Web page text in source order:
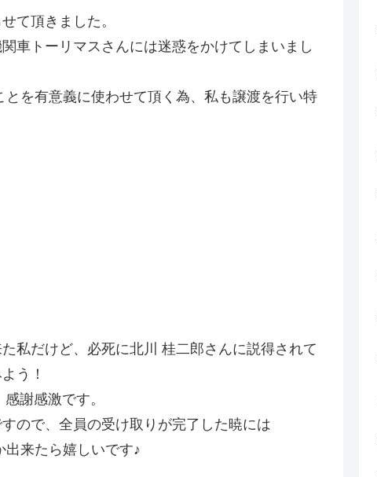
て頂きました。
車トーリマスさんには迷惑をかけてしまいまし
を有意義に使わせて頂く為、私も譲渡を行い特
私だけど、必死に北川 桂二郎さんに説得されて
う！
謝感激です。
ので、全員の受け取りが完了した暁には
来たら嬉しいです♪